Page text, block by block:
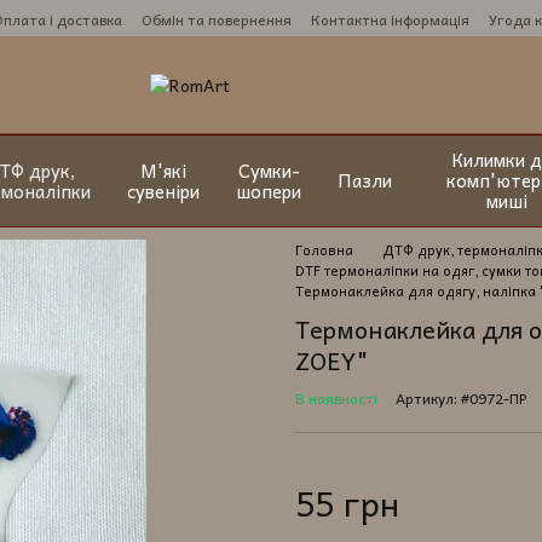
і доставка Обмін та повернення Контактна інформація Угода
друк, М'які
сувеніри
Сумки-
шопери Пазли
Килимки
миші
Головна
ДТФ друк,
DTF термоналіпки на одяг, сумки
Термонаклейка для одягу,
Термонаклейка для
ZOEY"
В наявності Артикул: #0972-ПР
55 грн